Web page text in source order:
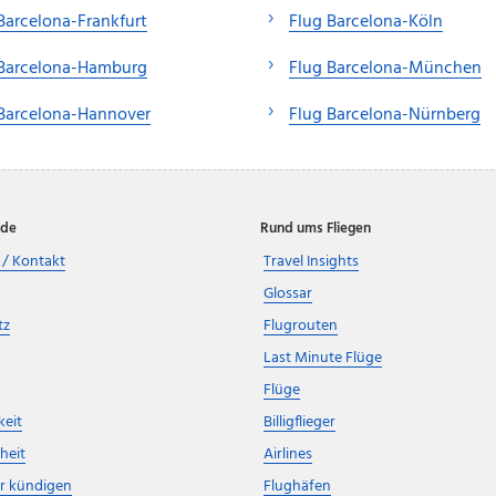
Frankfurt
Hamburg
Hannover
Flug Barcelona-Köln
Flug Barcelona-München
Flug Barcelona-Nürnberg